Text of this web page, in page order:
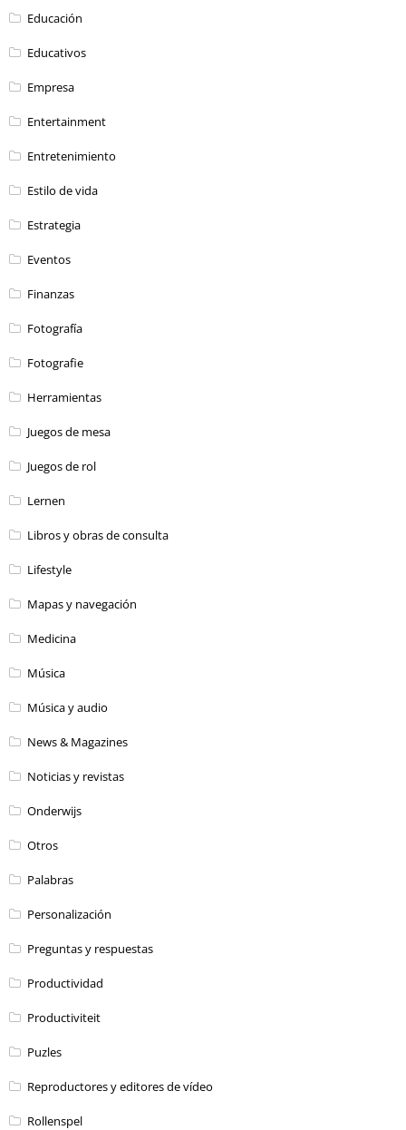
Educación
Educativos
Empresa
Entertainment
Entretenimiento
Estilo de vida
Estrategia
Eventos
Finanzas
Fotografía
Fotografie
Herramientas
Juegos de mesa
Juegos de rol
Lernen
Libros y obras de consulta
Lifestyle
Mapas y navegación
Medicina
Música
Música y audio
News & Magazines
Noticias y revistas
Onderwijs
Otros
Palabras
Personalización
Preguntas y respuestas
Productividad
Productiviteit
Puzles
Reproductores y editores de vídeo
Rollenspel